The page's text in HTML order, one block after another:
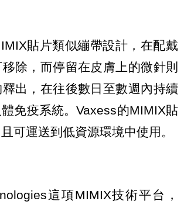
貼片類似繃帶設計，在配戴
除，而停留在皮膚上的微針則
出，在往後數日至數週內持續
免疫系統。Vaxess的MIMIX貼
可運送到低資源環境中使用。
這項MIMIX技術平台，